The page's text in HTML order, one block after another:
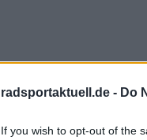
radsportaktuell.de - Do
If you wish to opt-out of the